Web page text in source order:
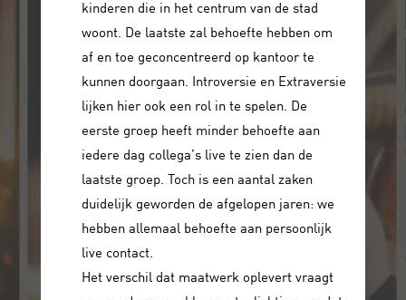
kinderen die in het centrum van de stad
woont. De laatste zal behoefte hebben om
af en toe geconcentreerd op kantoor te
kunnen doorgaan. Introversie en Extraversie
lijken hier ook een rol in te spelen. De
eerste groep heeft minder behoefte aan
iedere dag collega’s live te zien dan de
laatste groep. Toch is een aantal zaken
duidelijk geworden de afgelopen jaren: we
hebben allemaal behoefte aan persoonlijk
live contact.
Het verschil dat maatwerk oplevert vraagt